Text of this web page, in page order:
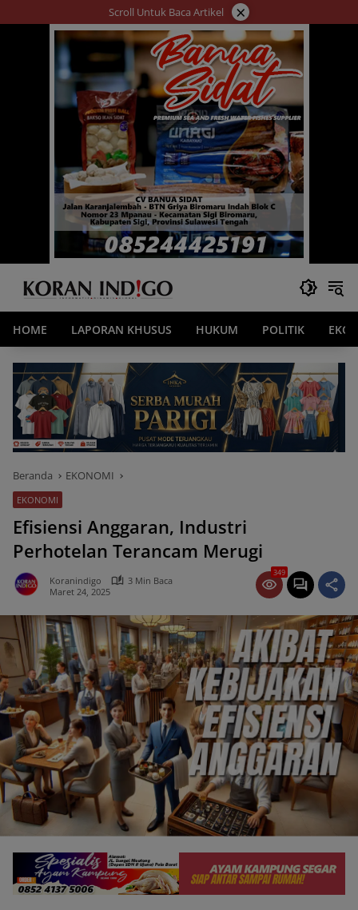
ke
Scroll Untuk Baca Artikel ×
HOME LAPORAN KHUSUS HUKUM POLITIK
Beranda EKONOMI
EKONOMI
Efisiensi Anggaran, Industri
Perhotelan Terancam Merugi
Koranindigo
3 Min Baca
Maret 24, 2025
349